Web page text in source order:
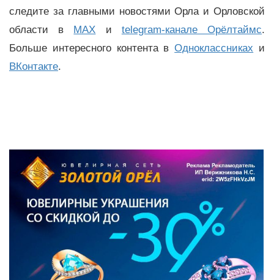
следите за главными новостями Орла и Орловской
области в MAX и telegram-канале Орёлтаймс.
Больше интересного контента вОдноклассниках и
ВКонтакте.